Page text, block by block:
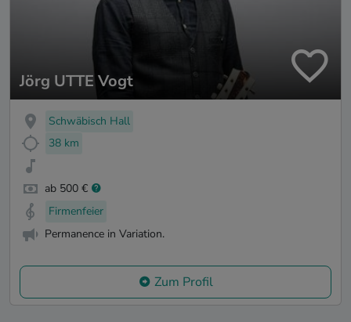
Jörg UTTE Vogt
Schwäbisch Hall
38 km
ab 500 €
Firmenfeier
Permanence in Variation.
Zum Profil